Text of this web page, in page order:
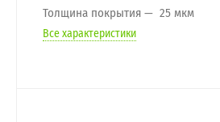
Толщина покрытия
25 мкм
Все характеристики